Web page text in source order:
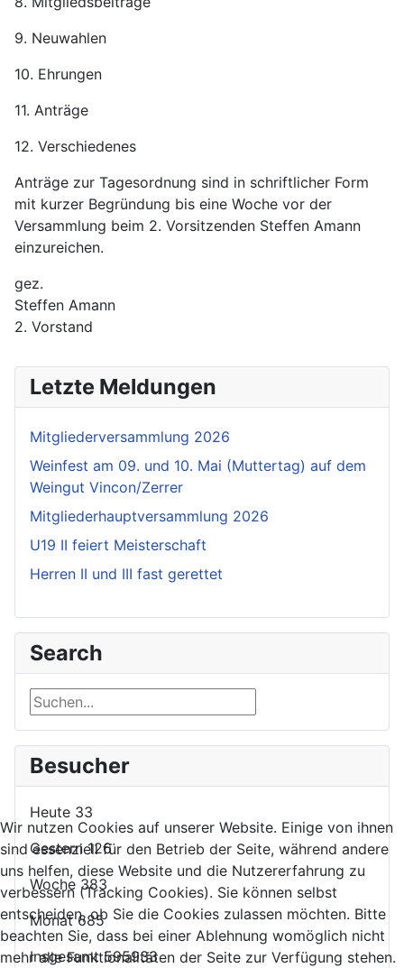
Letzte Meldungen
Mitgliederversammlung 2026
Weinfest am 09. und 10. Mai (Muttertag) auf dem
Weingut Vincon/Zerrer
Mitgliederhauptversammlung 2026
U19 II feiert Meisterschaft
Herren II und III fast gerettet
Search
Suchen...
Besucher
Heute 33
Gestern126
Woche 383
Monat685
Insgesamt595933
9. Neuwahlen
10. Ehrungen
11. Anträge
12. Verschiedenes
Anträge zur Tagesordnung sind in schriftlicher Form
mit kurzer Begründung bis eine Woche vor der
Versammlung beim 2. Vorsitzenden Steffen Amann
einzureichen.
gez.
Steffen Amann
2. Vorstand
Wir nutzen Cookies auf unserer Website. Einige von ihnen
sind essenziell für den Betrieb der Seite, während andere
uns helfen, diese Website und die Nutzererfahrung zu
verbessern (Tracking Cookies). Sie können selbst
entscheiden, ob Sie die Cookies zulassen möchten. Bitte
beachten Sie, dass bei einer Ablehnung womöglich nicht
mehr alle Funktionalitäten der Seite zur Verfügung stehen.